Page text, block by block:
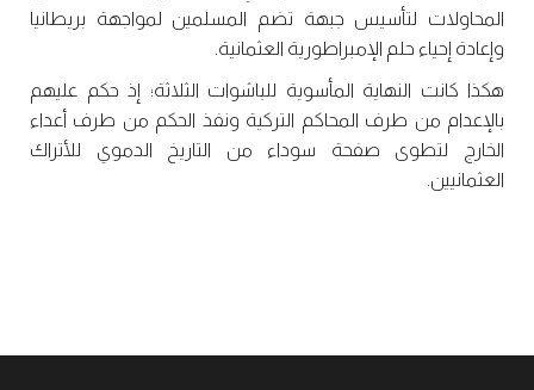
المحاولات لتأسيس جبهة تضم المسلمين لمواجهة بريطانيا
وإعادة إحياء حلم الإمبراطورية العثمانية.
هكذا كانت النهاية المأسوية للباشوات الثلاثة؛ إذ حكم عليهم
بالإعدام من طرف المحاكم التركية ونفذ الحكم من طرف أعداء
الخارج لتطوى صفحة سوداء من التاريخ الدموي للأتراك
العثمانيين.